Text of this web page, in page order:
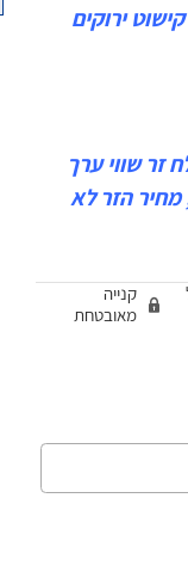
ירוקים
שווי ערך
מחיר הזר לא
קנייה
מאובטחת